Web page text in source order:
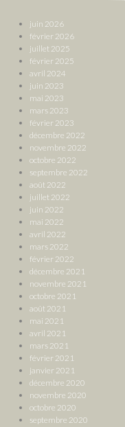
juin 2026
février 2026
juillet 2025
février 2025
avril 2024
juin 2023
mai 2023
mars 2023
février 2023
décembre 2022
novembre 2022
octobre 2022
septembre 2022
août 2022
juillet 2022
juin 2022
mai 2022
avril 2022
mars 2022
février 2022
décembre 2021
novembre 2021
octobre 2021
août 2021
mai 2021
avril 2021
mars 2021
février 2021
janvier 2021
décembre 2020
novembre 2020
octobre 2020
septembre 2020